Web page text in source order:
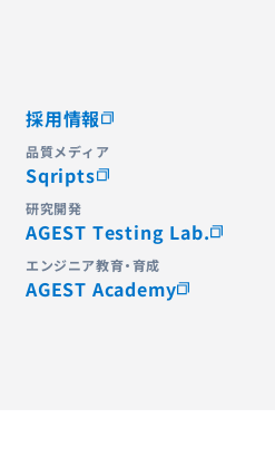
採用情報
品質メディア
Sqripts
研究開発
AGEST Testing Lab.
エンジニア教育・育成
AGEST Academy